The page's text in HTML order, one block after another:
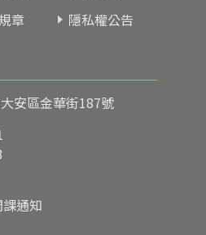
章
隱私權公告
安區金華街187號
通知